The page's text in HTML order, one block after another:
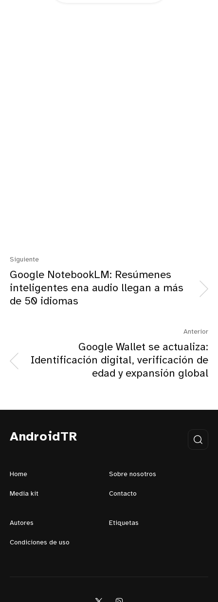
Siguiente
Google NotebookLM: Resúmenes
inteligentes ena audio llegan a más
de 50 idiomas
Anterior
Google Wallet se actualiza:
Identificación digital, verificación de
edad y expansión global
AndroidTR
Home Sobre nosotros
Media kit Contacto
Autores Etiquetas
Condiciones de uso